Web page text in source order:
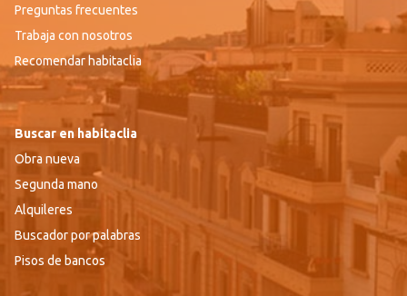
Preguntas frecuentes
Trabaja con nosotros
Recomendar habitaclia
Buscar en habitaclia
Obra nueva
Segunda mano
Alquileres
Buscador por palabras
Pisos de bancos